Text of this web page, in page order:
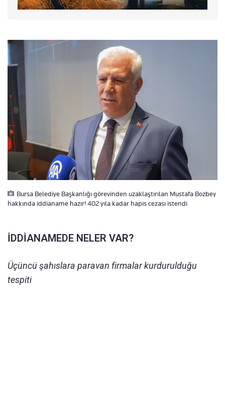
Bursa Belediye Başkanlığı görevinden uzaklaştırılan Mustafa Bozbey
hakkında iddianame hazır! 402 yıla kadar hapis cezası istendi
İDDİANAMEDE NELER VAR?
Üçüncü şahıslara paravan firmalar kurdurulduğu
tespiti